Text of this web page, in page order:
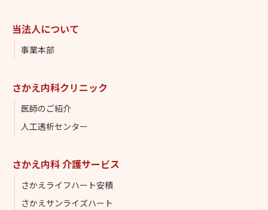
当法人について
事業本部
さかえ内科クリニック
医師のご紹介
人工透析センター
さかえ内科 介護サービス
さかえライフハート安積
さかえサンライズハート